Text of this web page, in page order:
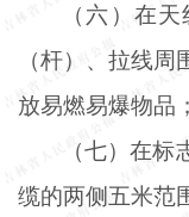
（六）在
（杆）、拉线
放易燃易爆物品；
（七）在标
缆的两侧五米范